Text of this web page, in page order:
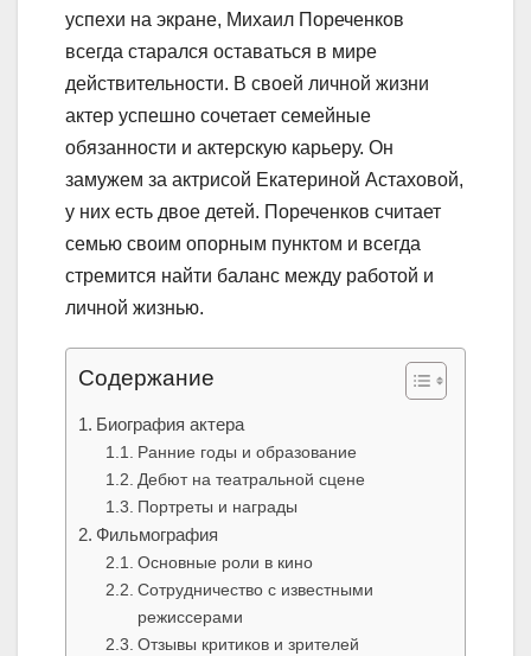
успехи на экране, Михаил Пореченков
всегда старался оставаться в мире
действительности. В своей личной жизни
актер успешно сочетает семейные
обязанности и актерскую карьеру. Он
замужем за актрисой Екатериной Астаховой,
у них есть двое детей. Пореченков считает
семью своим опорным пунктом и всегда
стремится найти баланс между работой и
личной жизнью.
Содержание
Биография актера
Ранние годы и образование
Дебют на театральной сцене
Портреты и награды
Фильмография
Основные роли в кино
Сотрудничество с известными
режиссерами
Отзывы критиков и зрителей